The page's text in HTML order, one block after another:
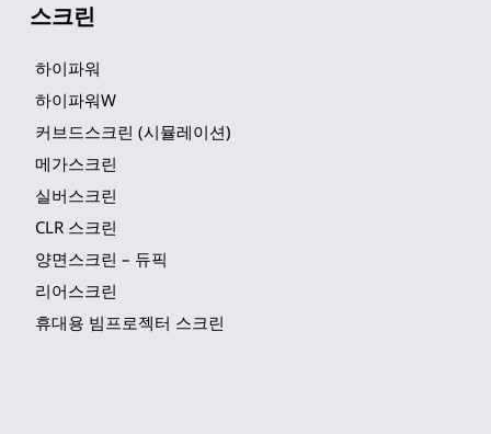
스크린
하이파워
하이파워W
커브드스크린 (시뮬레이션)
메가스크린
실버스크린
CLR 스크린
양면스크린 – 듀픽
리어스크린
휴대용 빔프로젝터 스크린